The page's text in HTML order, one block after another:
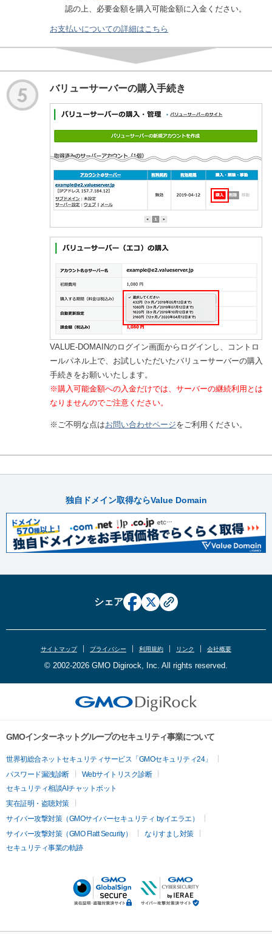
認の上、必要金額を購入可能金額に入金ください。
お支払いについての詳細はこちら
バリューサーバーの購入手続き
VALUE-DOMAINのログイン画面からログインし、コントロ
ールパネル上で、お試しいただいたバリューサーバーの購入
手続きをお願いいたします。
※購入可能金額への入金だけでは、サーバーの継続利用とは
なりませんのでご注意ください。
※ご不明な点はお問い合わせページをご利用ください。
独自ドメイン取得ならValue Domain
シェア
サイトマップ プライバシー 利用規約 リンク 会社概要
© 2002-2026 GMO Digirock, Inc. All rights reserved.
GMOインターネットグループのセキュリティ事業について
世界初総合ネットセキュリティサービス「GMOセキュリティ24」
パスワード漏洩診断
Webサイトリスク診断
セキュリティ相談AIチャットボット
実在証明・盗聴対策
サイバー攻撃対策（GMOサイバーセキュリティ byイエラエ）
サイバー攻撃対策（GMO Flatt Security）
なりすまし対策
セキュリティ事業の軌跡